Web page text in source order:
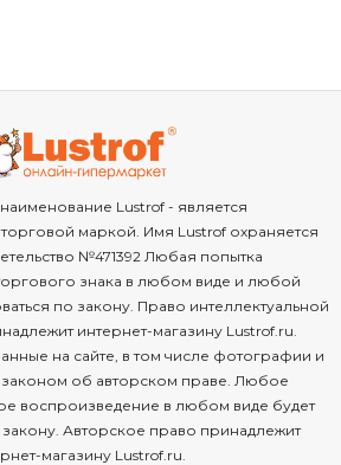
Lustrof - является
маркой. Имя Lustrof охраняется
№471392 Любая попытка
знака в любом виде и любой
по закону. Право интеллектуальной
интернет-магазину Lustrof.ru.
на сайте, в том числе фотографии и
законом об авторском праве. Любое
воспроизведение в любом виде будет
Авторское право принадлежит
магазину Lustrof.ru.